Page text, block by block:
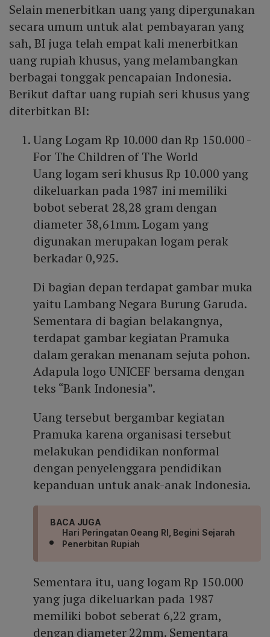
Selain menerbitkan uang yang dipergunakan
secara umum untuk alat pembayaran yang
sah, BI juga telah empat kali menerbitkan
uang rupiah khusus, yang melambangkan
berbagai tonggak pencapaian Indonesia.
Berikut daftar uang rupiah seri khusus yang
diterbitkan BI:
Uang Logam Rp 10.000 dan Rp 150.000 -
For The Children of The World
Uang logam seri khusus Rp 10.000 yang
dikeluarkan pada 1987 ini memiliki
bobot seberat 28,28 gram dengan
diameter 38,61mm. Logam yang
digunakan merupakan logam perak
berkadar 0,925.
Di bagian depan terdapat gambar muka
yaitu Lambang Negara Burung Garuda.
Sementara di bagian belakangnya,
terdapat gambar kegiatan Pramuka
dalam gerakan menanam sejuta pohon.
Adapula logo UNICEF bersama dengan
teks “Bank Indonesia”.
Uang tersebut bergambar kegiatan
Pramuka karena organisasi tersebut
melakukan pendidikan nonformal
dengan penyelenggara pendidikan
kepanduan untuk anak-anak Indonesia.
BACA JUGA
Hari Peringatan Oeang RI, Begini Sejarah
Penerbitan Rupiah
Sementara itu, uang logam Rp 150.000
yang juga dikeluarkan pada 1987
memiliki bobot seberat 6,22 gram,
dengan diameter 22mm. Sementara